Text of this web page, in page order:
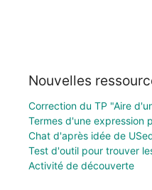
Nouvelles
Correction du TP "Aire
Termes d'une expression
Chat d'après idée de
Test d'outil pour trouver
Activité de découverte